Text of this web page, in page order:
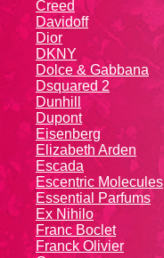
Creed
Davidoff
Dior
DKNY
Dolce & Gabbana
Dsquared 2
Dunhill
Dupont
Eisenberg
Elizabeth Arden
Escada
Escentric Molecules
Essential Parfums
Ex Nihilo
Franc Boclet
Franck Olivier